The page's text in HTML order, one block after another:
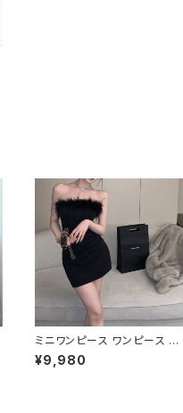
ミニワンピース ワンピース フ
ェザーデザイン タイトワンピ
ース チューブトップ レディー
¥9,980